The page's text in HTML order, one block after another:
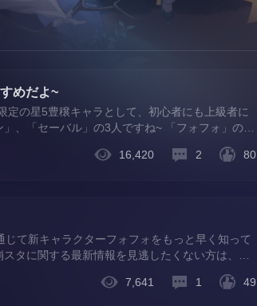
めだよ~
の星5豊穣キャラとして、初心者にも上級者に
、「セーバル」の3人ですね~ 「フォフォ」の役
EP回復、全体攻撃力UPを持っています。味方
16,420 2 80
て新キャラクターフォフォをもっと早く知って
タに関する最新情報を見逃したくない方は、チ
くださいね！❤ Version：Chinese（CHS）
7,641 1 49